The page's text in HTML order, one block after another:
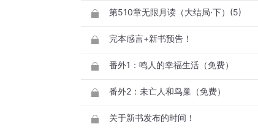
第510章无限月读（大结局·下）(5)
完本感言+新书预告！
番外1：鸣人的幸福生活（免费）
番外2：未亡人和鸟巢（免费）
关于新书发布的时间！